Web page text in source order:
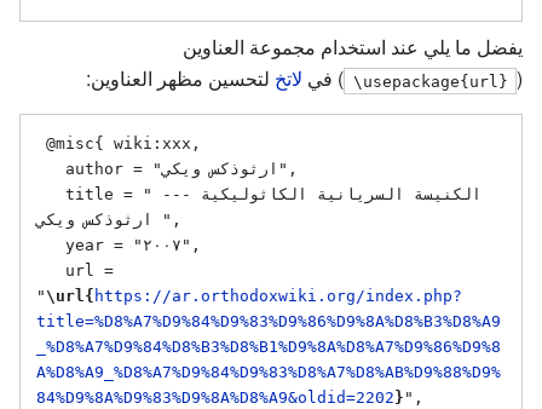
يفضل ما يلي عند استخدام مجموعة العناوين
(
\usepackage{url} ) في لاتخ لتحسين مظهر العناوين:
ارثوذكس ويكي ",
" \url{ https://ar.orthodoxwiki.org/index.php?
title=%D8%A7%D9%84%D9%83%D9%86%D9%8A%D8%B3%D8%A9
_%D8%A7%D9%84%D8%B3%D8%B1%D9%8A%D8%A7%D9%86%D9%8
A%D8%A9_%D8%A7%D9%84%D9%83%D8%A7%D8%AB%D9%88%D9%
84%D9%8A%D9%83%D9%8A%D8%A9&oldid=2202 }